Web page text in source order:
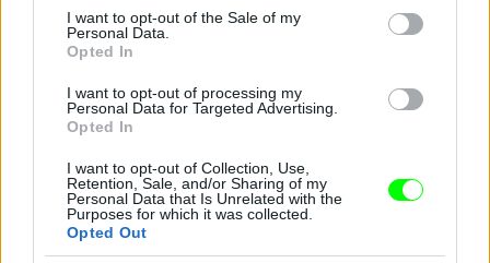
consent section.
I want to opt-out of the Sale of my
Personal Data.
Opted In
I want to opt-out of processing my
Personal Data for Targeted Advertising.
Opted In
I want to opt-out of Collection, Use,
Retention, Sale, and/or Sharing of my
Personal Data that Is Unrelated with the
Purposes for which it was collected.
Opted Out